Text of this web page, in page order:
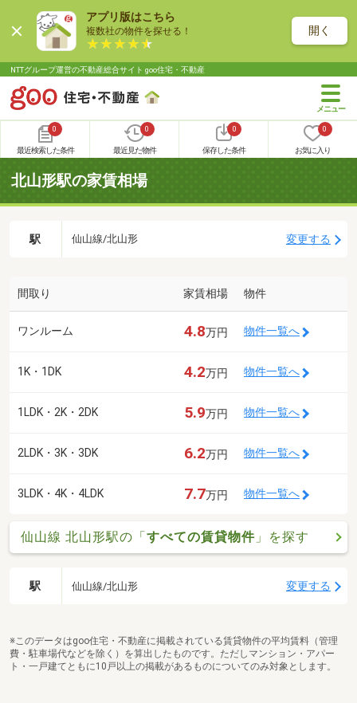
アプリ版はこちら
複数社の物件を探せる！ 開く
NTTグループ運営の不動産総合サイト goo住宅・不動産
0
最近検索した条件
0
最近見た物件
0
保存した条件
0
お気に入り
北山形駅の家賃相場
駅 仙山線/北山形 変更する
間取り 家賃相場 物件
ワンルーム 4.8万円 物件一覧へ
1K・1DK 4.2万円 物件一覧へ
1LDK・2K・2DK 5.9万円 物件一覧へ
2LDK・3K・3DK 6.2万円 物件一覧へ
3LDK・4K・4LDK 7.7万円 物件一覧へ
仙山線 北山形駅の「すべての賃貸物件 」を探す
駅 仙山線/北山形 変更する
※このデータはgoo住宅・不動産に掲載されている賃貸物件の平均賃料（管理
費・駐車場代などを除く）を算出したものです。ただしマンション・アパー
ト・一戸建てともに10戸以上の掲載があるものについてのみ対象とします。